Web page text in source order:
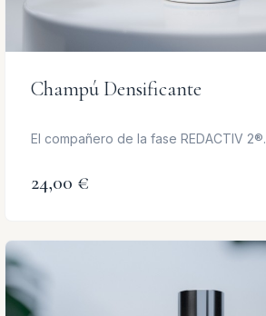
Champú Densificante
El compañero de la fase REDACTIV 2®.
24,00 €